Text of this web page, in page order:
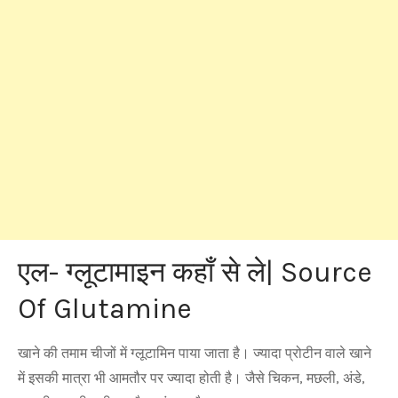
एल- ग्लूटामाइन कहाँ से ले| Source
Of Glutamine
खाने की तमाम चीजों में ग्‍लूटामिन पाया जाता है। ज्‍यादा प्रोटीन वाले खाने
में इसकी मात्रा भी आमतौर पर ज्‍यादा होती है। जैसे चिकन, मछली, अंडे,